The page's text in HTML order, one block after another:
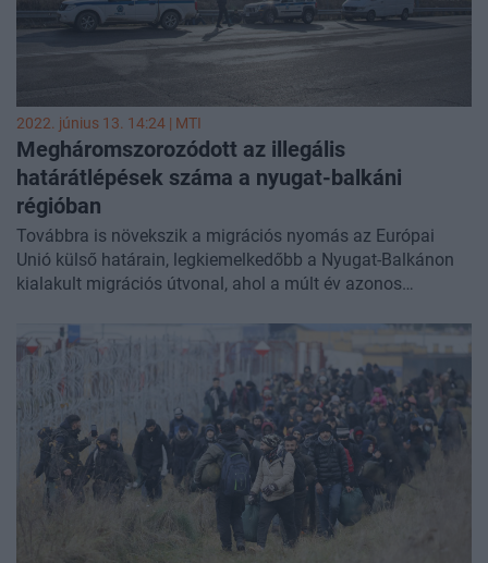
2022. június 13. 14:24 | MTI
Megháromszorozódott az illegális
határátlépések száma a nyugat-balkáni
régióban
Továbbra is növekszik a migrációs nyomás az Európai
Unió külső határain, legkiemelkedőbb a Nyugat-Balkánon
kialakult migrációs útvonal, ahol a múlt év azonos
illegális határátlépést jegyeztek fel január és május között
– közölte az EU határ- és partvédelmi ügynöksége
(Frontex) hétfőn.